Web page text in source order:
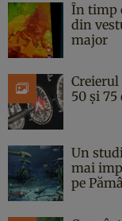
În timp
din
major
50 și
Un
mai
pe